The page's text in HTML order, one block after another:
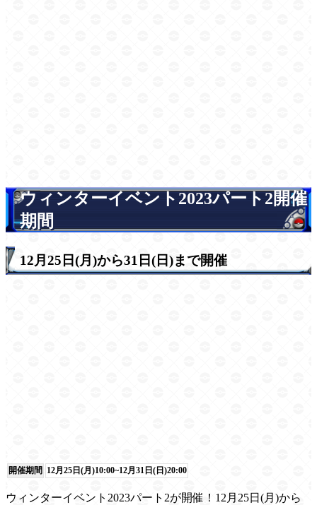
ウィンターイベント2023パート2開催
期間
12月25日(月)から31日(日)まで開催
開催期間 12月25日(月)10:00~12月31日(日)20:00
ウィンターイベント2023パート2が開催！12月25日(月)から